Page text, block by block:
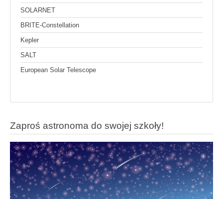
SOLARNET
BRITE-Constellation
Kepler
SALT
European Solar Telescope
Zaproś astronoma do swojej szkoły!